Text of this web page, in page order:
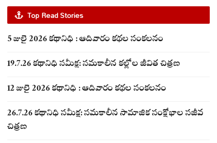
Top Read Stories
5 జులై 2026 కథానిధి : ఆదివారం కథల సంకలనం
19.7.26 కథానిధి సమీక్ష: సమకాలీన కల్లోల జీవిత చిత్రణ
12 జులై 2026 కథానిధి : ఆదివారం కథల సంకలనం
26.7.26 కథానిధి సమీక్ష: సమకాలీన సామాజిక సంక్షోభాల సజీవ
చిత్రణ